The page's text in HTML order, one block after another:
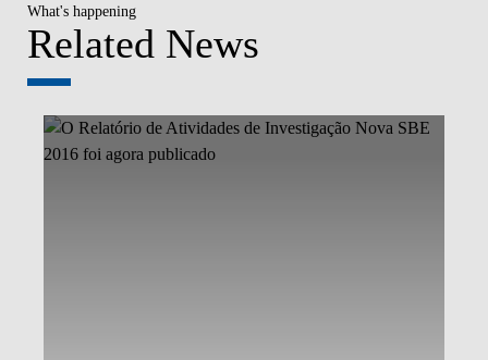
What's happening
Related News